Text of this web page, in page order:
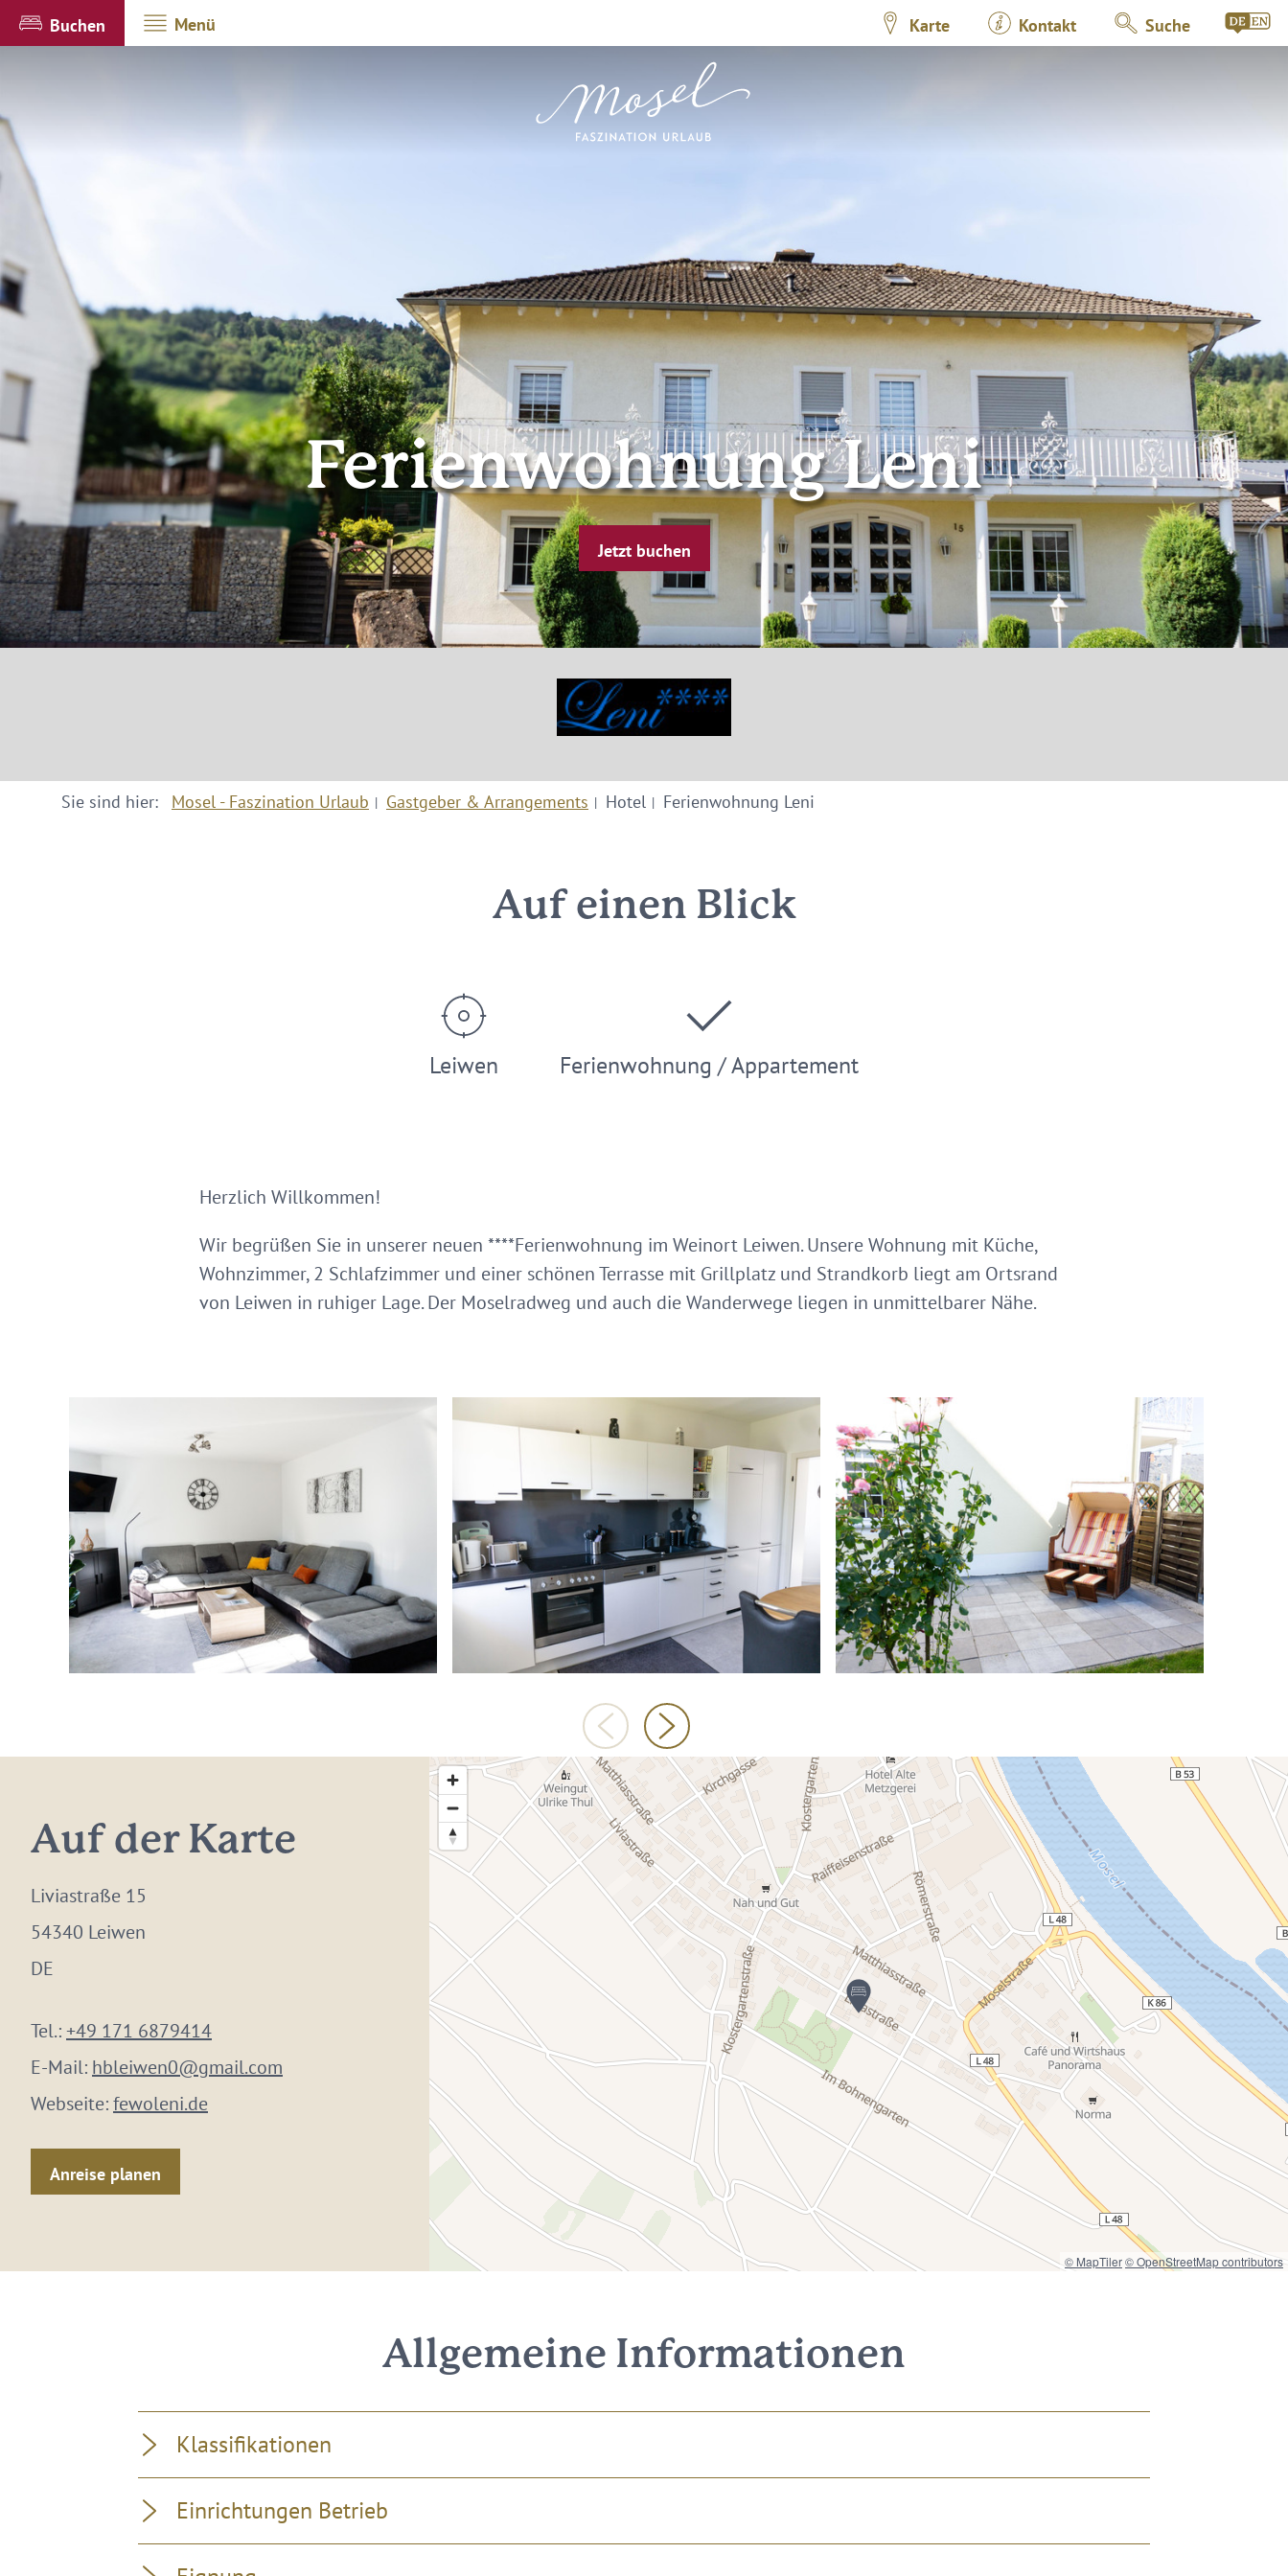
Buchen Menü Karte Kontakt Suche
Ferienwohnung Leni
Jetzt buchen
Sie sind hier: Mosel - Faszination Urlaub Gastgeber & Arrangements Hotel Ferienwohnung Leni
Auf einen Blick
Leiwen Ferienwohnung / Appartement
Herzlich Willkommen!
Wir begrüßen Sie in unserer neuen ****Ferienwohnung im Weinort Leiwen. Unsere Wohnung mit Küche,
Wohnzimmer, 2 Schlafzimmer und einer schönen Terrasse mit Grillplatz und Strandkorb liegt am Ortsrand
von Leiwen in ruhiger Lage. Der Moselradweg und auch die Wanderwege liegen in unmittelbarer Nähe.
Auf der Karte
Liviastraße 15
54340 Leiwen
DE
Tel.:+49 171 6879414
E-Mail: hbleiwen0@gmail.com
Webseite:fewoleni.de
Anreise planen
© MapTiler© OpenStreetMap contributors
Allgemeine Informationen
Klassifikationen
Einrichtungen Betrieb